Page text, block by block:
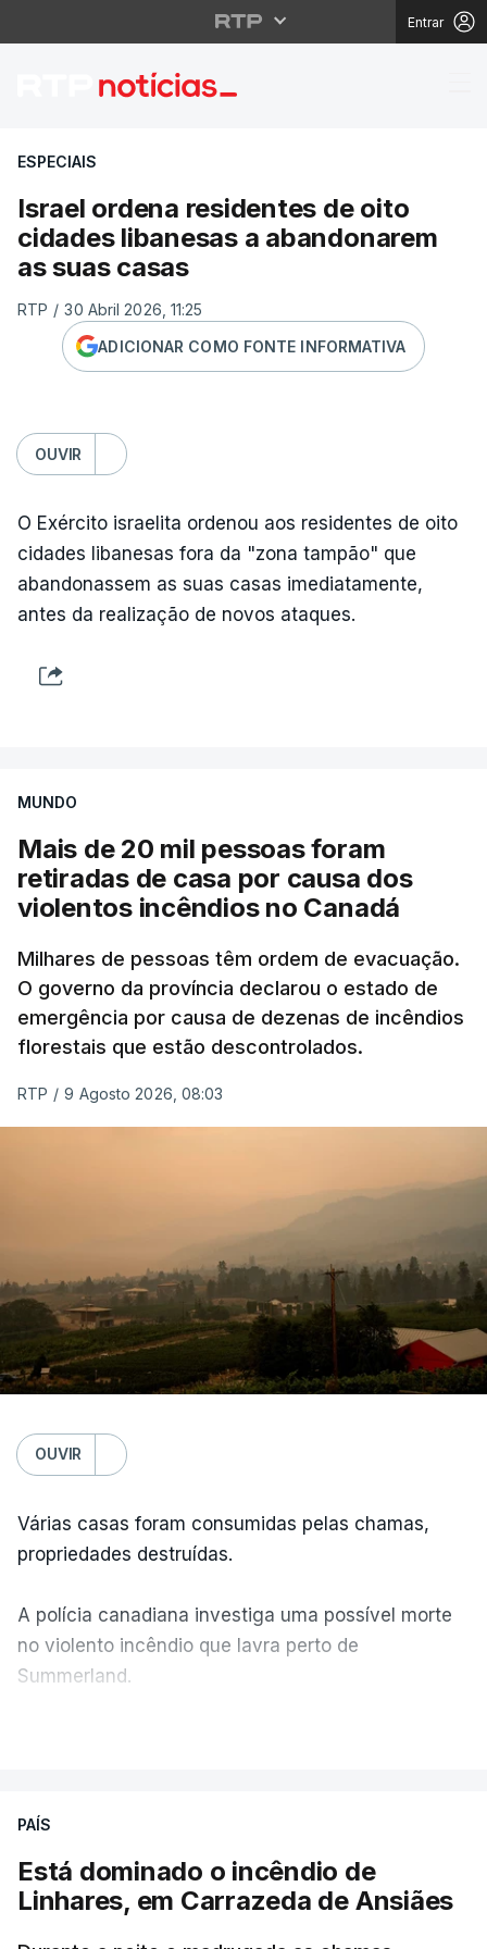
Entrar
Israel ordena
ESPECIAIS
Israel ordena residentes de oito
cidades libanesas a abandonarem
as suas casas
RTP / 30 Abril 2026, 11:25
ADICIONAR COMO FONTE INFORMATIVA
OUVIR
O Exército israelita ordenou aos residentes de oito
cidades libanesas fora da "zona tampão" que
abandonassem as suas casas imediatamente,
antes da realização de novos ataques.
MUNDO
Mais de 20 mil pessoas foram
retiradas de casa por causa dos
violentos incêndios no Canadá
Milhares de pessoas têm ordem de evacuação.
O governo da província declarou o estado de
emergência por causa de dezenas de incêndios
florestais que estão descontrolados.
RTP / 9 Agosto 2026, 08:03
OUVIR
Várias casas foram consumidas pelas chamas,
propriedades destruídas.
A polícia canadiana investiga uma possível morte
no violento incêndio que lavra perto de
Summerland.
ERRO100
ERROR ON HTML5 MEDIA ELEMENT
PAÍS
Está dominado o incêndio de
Linhares, em Carrazeda de Ansiães